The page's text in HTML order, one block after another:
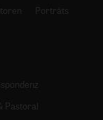
Porträts
Pastoral